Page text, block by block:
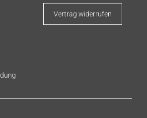
Vertrag widerrufen